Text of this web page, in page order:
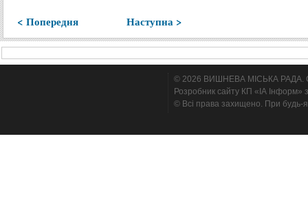
< Попередня Наступна >
© 2026 ВИШНЕВА МІСЬКА РАДА.
Розробник сайту КП «ІА Інформ»
© Всі права захищено. При будь-